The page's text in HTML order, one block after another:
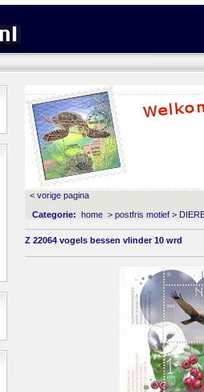
< vorige pagina
Categorie: home > postfris motief >
Z 22064 vogels bessen vlinder 10 wrd